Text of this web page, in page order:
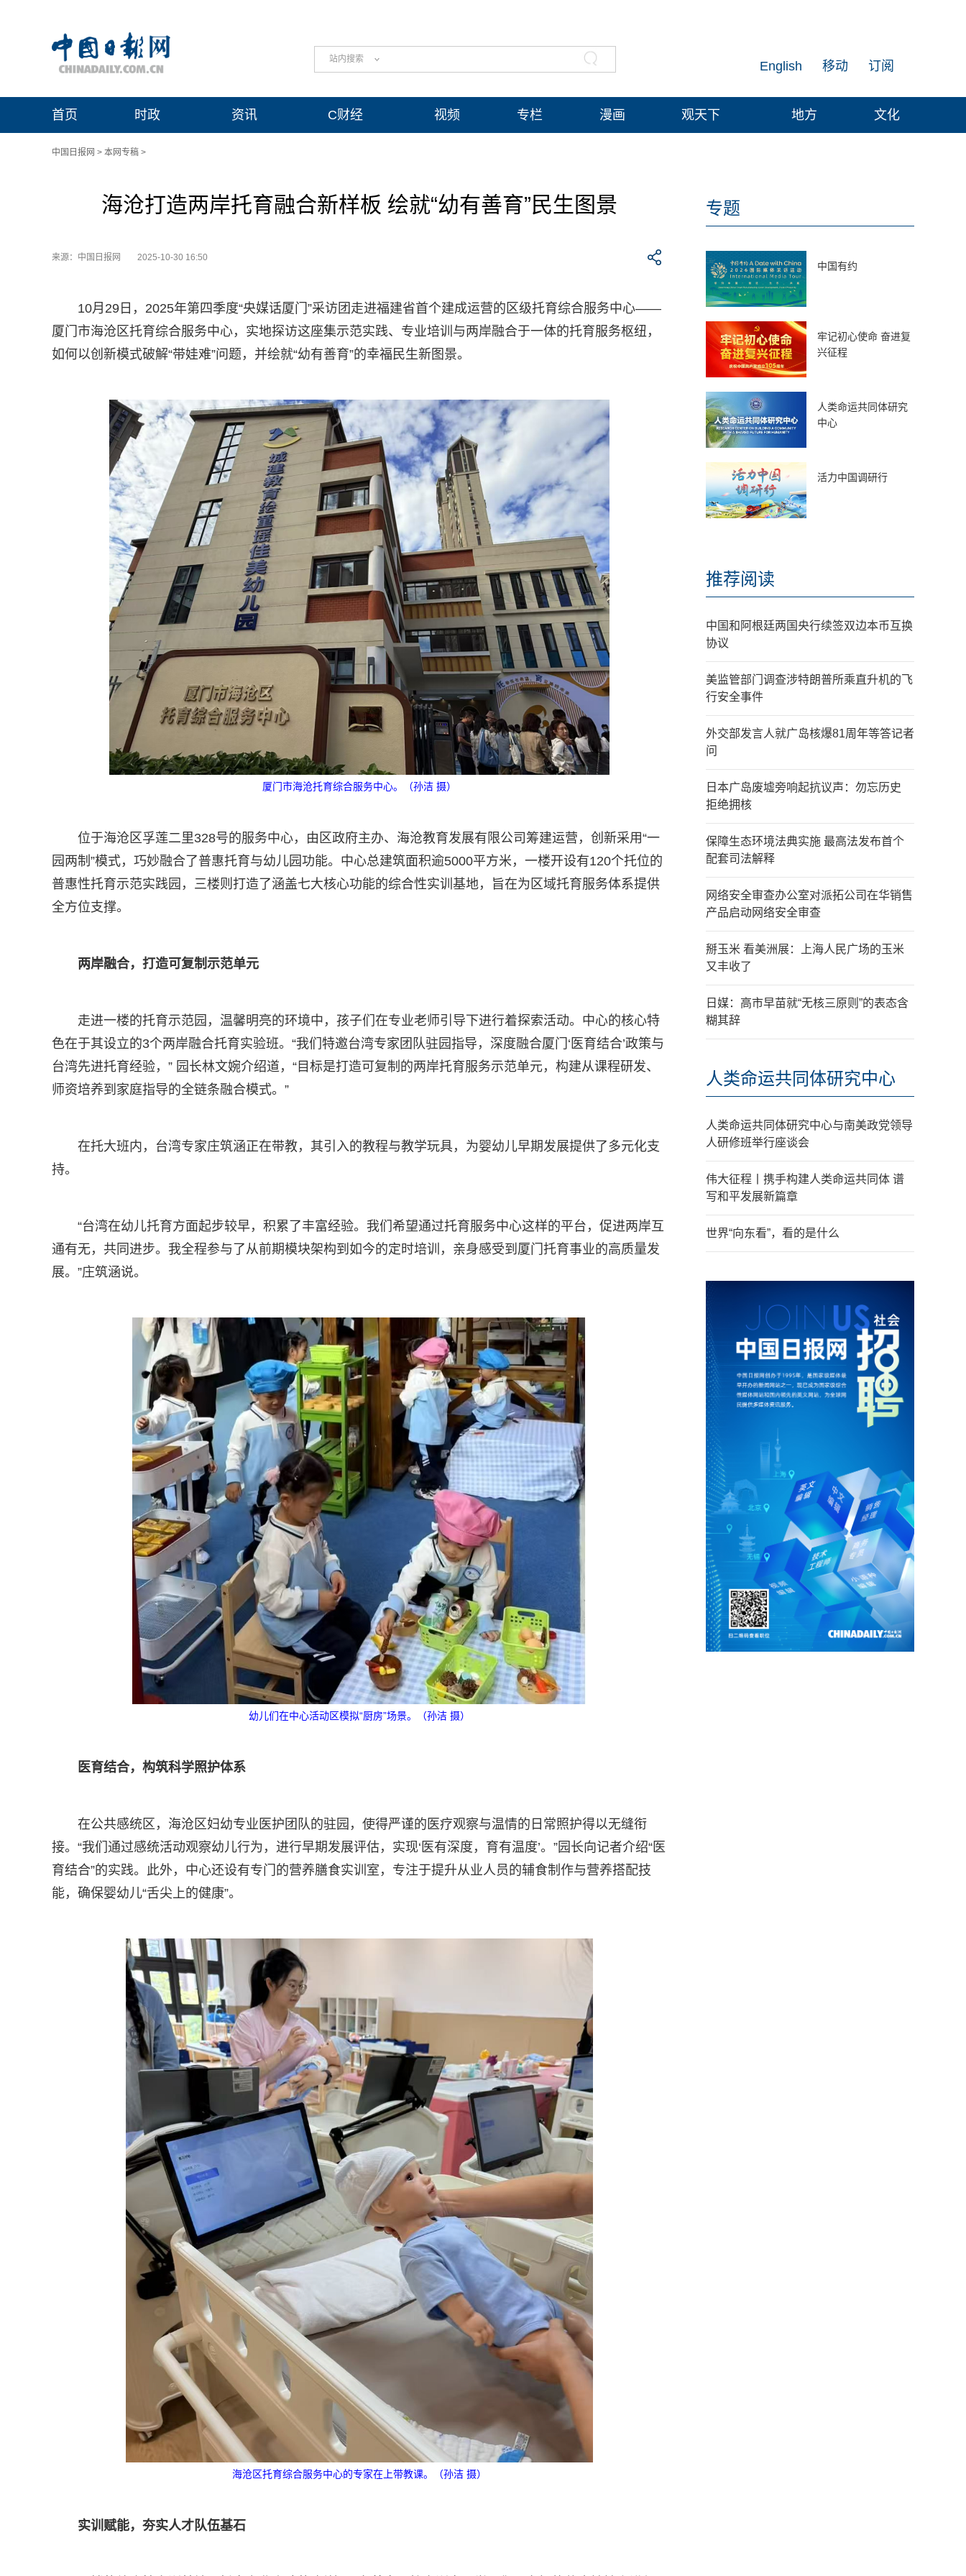
站内搜索 订阅
移动
English
首页 时政 资讯 C财经 视频 专栏 漫画 观天下 地方 文化
中国日报网 > 本网专稿 >
海沧打造两岸托育融合新样板 绘就“幼有善育”民生图景
来源：中国日报网 2025-10-30 16:50
10月29日，2025年第四季度“央媒话厦门”采访团走进福建省首个建成运营的区级托育综合服务中心——
厦门市海沧区托育综合服务中心，实地探访这座集示范实践、专业培训与两岸融合于一体的托育服务枢纽，
如何以创新模式破解“带娃难”问题，并绘就“幼有善育”的幸福民生新图景。
厦门市海沧托育综合服务中心。（孙洁 摄）
位于海沧区孚莲二里328号的服务中心，由区政府主办、海沧教育发展有限公司筹建运营，创新采用“一
园两制”模式，巧妙融合了普惠托育与幼儿园功能。中心总建筑面积逾5000平方米，一楼开设有120个托位的
普惠性托育示范实践园，三楼则打造了涵盖七大核心功能的综合性实训基地，旨在为区域托育服务体系提供
全方位支撑。
两岸融合，打造可复制示范单元
走进一楼的托育示范园，温馨明亮的环境中，孩子们在专业老师引导下进行着探索活动。中心的核心特
色在于其设立的3个两岸融合托育实验班。“我们特邀台湾专家团队驻园指导，深度融合厦门‘医育结合’政策与
台湾先进托育经验，” 园长林文婉介绍道，“目标是打造可复制的两岸托育服务示范单元，构建从课程研发、
师资培养到家庭指导的全链条融合模式。”
在托大班内，台湾专家庄筑涵正在带教，其引入的教程与教学玩具，为婴幼儿早期发展提供了多元化支
持。
“台湾在幼儿托育方面起步较早，积累了丰富经验。我们希望通过托育服务中心这样的平台，促进两岸互
通有无，共同进步。我全程参与了从前期模块架构到如今的定时培训，亲身感受到厦门托育事业的高质量发
展。”庄筑涵说。
幼儿们在中心活动区模拟“厨房”场景。（孙洁 摄）
医育结合，构筑科学照护体系
在公共感统区，海沧区妇幼专业医护团队的驻园，使得严谨的医疗观察与温情的日常照护得以无缝衔
接。“我们通过感统活动观察幼儿行为，进行早期发展评估，实现‘医有深度，育有温度’。”园长向记者介绍“医
育结合”的实践。此外，中心还设有专门的营养膳食实训室，专注于提升从业人员的辅食制作与营养搭配技
能，确保婴幼儿“舌尖上的健康”。
海沧区托育综合服务中心的专家在上带教课。（孙洁 摄）
实训赋能，夯实人才队伍基石
专题
中国有约
牢记初心使命 奋进复
兴征程
人类命运共同体研究
中心
活力中国调研行
推荐阅读
中国和阿根廷两国央行续签双边本币互换
协议
美监管部门调查涉特朗普所乘直升机的飞
行安全事件
外交部发言人就广岛核爆81周年等答记者
问
日本广岛废墟旁响起抗议声：勿忘历史
拒绝拥核
保障生态环境法典实施 最高法发布首个
配套司法解释
网络安全审查办公室对派拓公司在华销售
产品启动网络安全审查
掰玉米 看美洲展：上海人民广场的玉米
又丰收了
日媒：高市早苗就“无核三原则”的表态含
糊其辞
人类命运共同体研究中心
人类命运共同体研究中心与南美政党领导
人研修班举行座谈会
伟大征程丨携手构建人类命运共同体 谱
写和平发展新篇章
世界“向东看”，看的是什么